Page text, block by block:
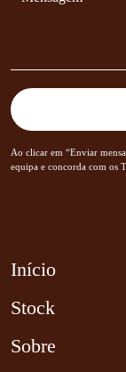
Ao clicar em “Enviar
equipa e concorda com os
Início
Stock
Sobre